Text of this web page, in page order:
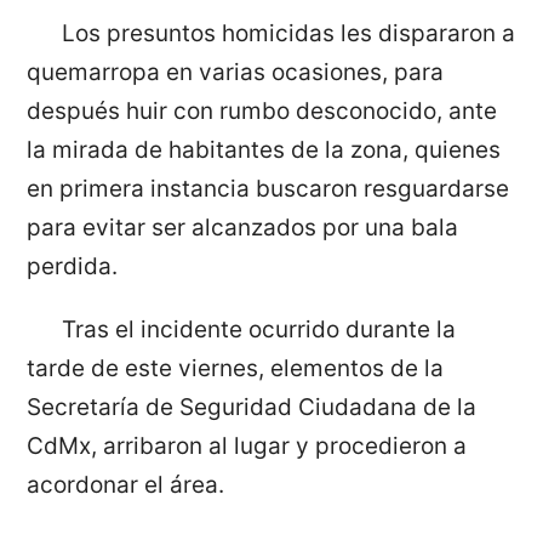
Los presuntos homicidas les dispararon a
quemarropa en varias ocasiones, para
después huir con rumbo desconocido, ante
la mirada de habitantes de la zona, quienes
en primera instancia buscaron resguardarse
para evitar ser alcanzados por una bala
perdida.
Tras el incidente ocurrido durante la
tarde de este viernes, elementos de la
Secretaría de Seguridad Ciudadana de la
CdMx, arribaron al lugar y procedieron a
acordonar el área.